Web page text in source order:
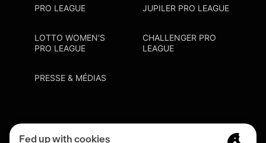
PRO LEAGUE JUPILER PRO LEAGUE
LOTTO WOMEN'S
PRO LEAGUE
CHALLENGER PRO
LEAGUE
PRESSE & MÉDIAS